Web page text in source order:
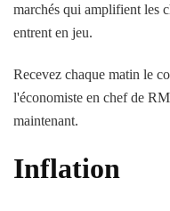
marchés qui amplifient les
entrent en jeu.
Recevez chaque matin le
l'économiste en chef de
maintenant.
Inflation